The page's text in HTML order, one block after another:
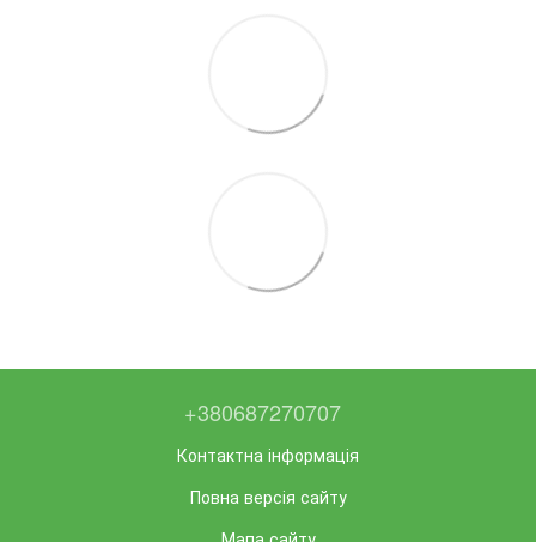
+380687270707
Контактна інформація
Повна версія сайту